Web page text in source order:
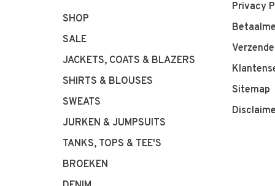
SHOP
SALE
JACKETS, COATS & BLAZERS
SHIRTS & BLOUSES
SWEATS
JURKEN & JUMPSUITS
TANKS, TOPS & TEE'S
BROEKEN
Privacy
Sitemap